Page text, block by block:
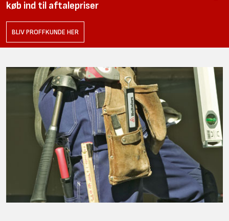
køb ind til aftalepriser
BLIV PROFFKUNDE HER